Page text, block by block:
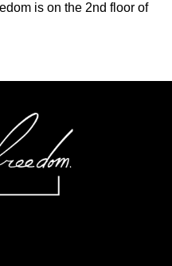
is on the 2nd floor of